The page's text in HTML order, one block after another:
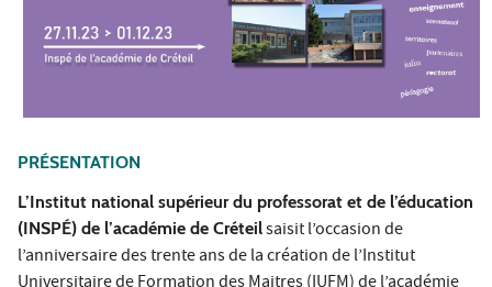
PRÉSENTATION
L’Institut national supérieur du professorat et de l’éducation
(INSPÉ) de l’académie de Créteilsaisit l’occasion de
l’anniversaire des trente ans de la création de l’Institut